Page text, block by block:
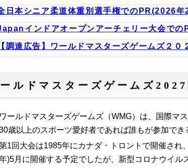
日本シニア柔道体重別選手権でのPR(2026
インドアオープンアーチェリー大会での
調達広告】ワールドマスターズゲームズ２０
ルドマスターズゲームズ
ールドマスターズゲームズ（WMG）は、国際マ
歳以上のスポーツ愛好者であれば誰もが参加でき
1回大会は1985年にカナダ・トロントで開催され
)5月に開催する予定でしたが、新型コロナウイ